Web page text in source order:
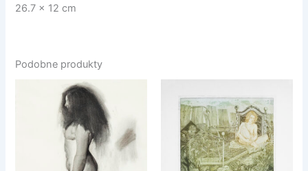
26.7 x 12 cm
Podobne produkty